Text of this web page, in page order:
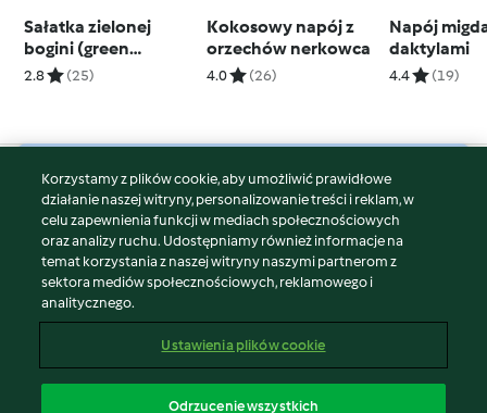
Sałatka zielonej
bogini (green
goddess, TM5)
2.8 (25)
Kokosowy napój z
orzechów nerkowca
4.0 (26)
Napój
daktylami
4.4 (19)
© Copyright 2026
Warunki korzystania
Polityka prywatności
Disclaimer
Znak wydawcy
Zgłoś treść
Korzystamy z plików cookie, aby umożliwić prawidłowe
działanie naszej witryny, personalizowanie treści i reklam, w
celu zapewnienia funkcji w mediach społecznościowych
oraz analizy ruchu. Udostępniamy również informacje na
temat korzystania z naszej witryny naszymi partnerom z
sektora mediów społecznościowych, reklamowego i
analitycznego.
Ustawienia plików cookie
Odrzucenie wszystkich